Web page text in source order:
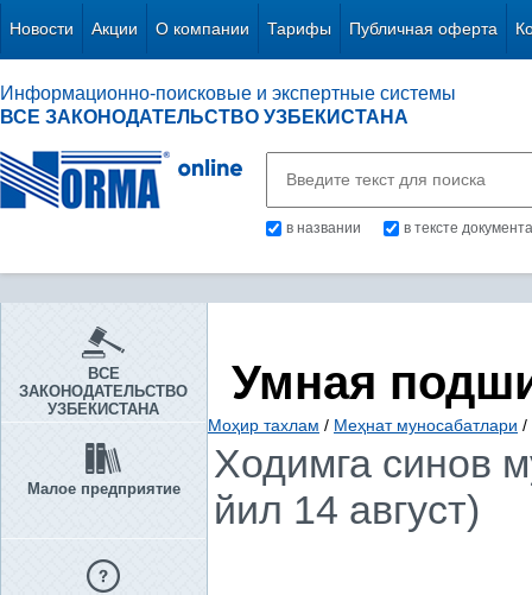
Новости Акции О компании Тарифы Публичная оферта
Информационно-поисковые и экспертные системы
ВСЕ ЗАКОНОДАТЕЛЬСТВО УЗБЕКИСТАНА
в названии в тексте документа
ВСЕ
ЗАКОНОДАТЕЛЬСТВО
УЗБЕКИСТАНА
Малое предприятие
Умная
Моҳир тахлам / Меҳнат муносабатлари /
Ходимга синов
йил 14 август)